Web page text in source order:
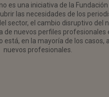
es una iniciativa de la
las necesidades de los
sector, el cambio disruptivo del
de nuevos perfiles profesionales
está, en la mayoría de los casos,
nuevos profesionales.